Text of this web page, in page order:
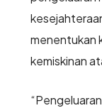
menentukan
kemiskinan